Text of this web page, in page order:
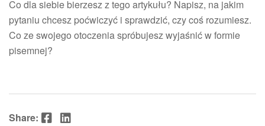
Co dla siebie bierzesz z tego artykułu? Napisz, na jakim
pytaniu chcesz poćwiczyć i sprawdzić, czy coś rozumiesz.
Co ze swojego otoczenia spróbujesz wyjaśnić w formie
pisemnej?
Share: Facebook LinkedIn